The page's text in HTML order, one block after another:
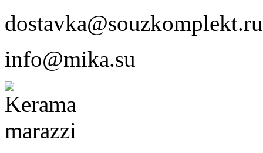
dostavka@souzkomplekt.ru
info@mika.su